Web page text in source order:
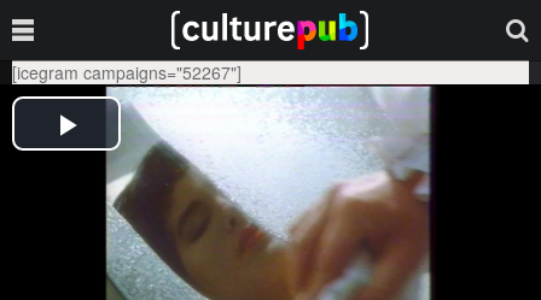
[icegram campaigns="52267"]